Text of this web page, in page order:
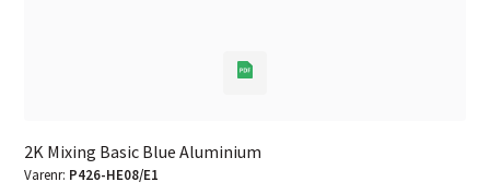
2K Mixing Basic Blue Aluminium
Varenr: P426-HE08/E1